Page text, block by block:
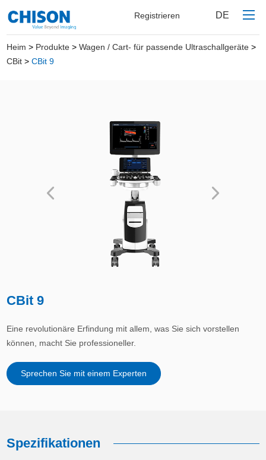
Kontaktieren Sie uns
DE
Registrieren
Heim > Produkte >Wagen / Cart- für passende Ultraschallgeräte >
CBit >CBit 9
CBit 9
Eine revolutionäre Erfindung mit allem, was Sie sich vorstellen
können, macht Sie professioneller.
Sprechen Sie mit einem Experten
Spezifikationen